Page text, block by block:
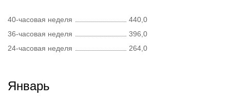
40-часовая неделя
440,0
36-часовая неделя
396,0
24-часовая неделя
264,0
Январь